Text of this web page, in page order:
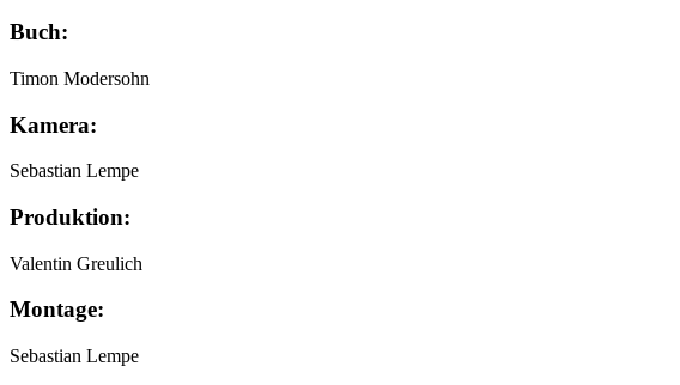
Buch:
Timon Modersohn
Kamera:
Sebastian Lempe
Produktion:
Valentin Greulich
Montage:
Sebastian Lempe